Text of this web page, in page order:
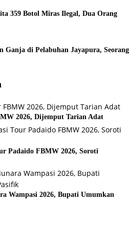
359 Botol Miras Ilegal, Dua Orang
Ganja di Pelabuhan Jayapura, Seorang
2026, Dijemput Tarian Adat
Padaido FBMW 2026, Soroti
Wampasi 2026, Bupati Umumkan